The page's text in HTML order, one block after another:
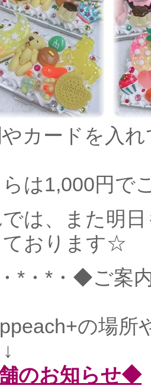
カードを入
は1,000円で
は、また明
ております☆
*・*・◆ご案
の場所
のお知らせ◆